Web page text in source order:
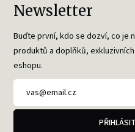
Newsletter
Buďte první, kdo se dozví, co je
produktů a doplňků,
eshopu.